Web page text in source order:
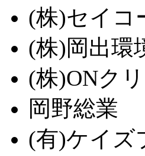
(株)セイコ
(株)岡出環
(株)ONク
岡野総業
(有)ケイズ